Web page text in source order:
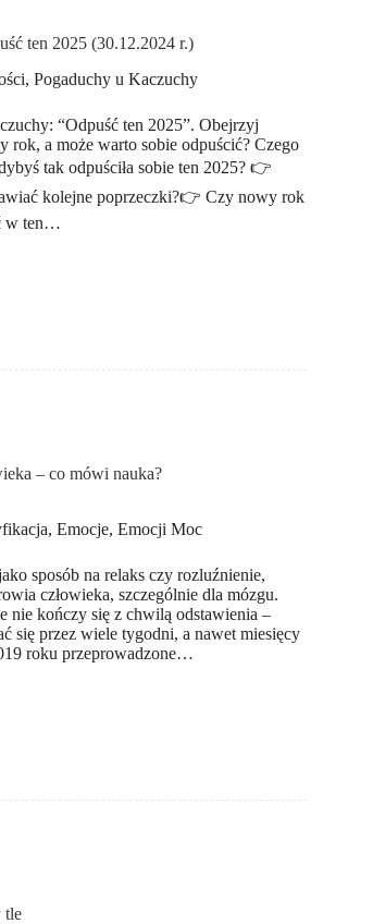
ten 2025 (30.12.2024 r.)
, Pogaduchy u Kaczuchy
“Odpuść ten 2025”. Obejrzyj
a może warto sobie odpuścić? Czego
tak odpuściła sobie ten 2025? 👉
kolejne poprzeczki?👉 Czy nowy rok
w ten…
– co mówi nauka?
, Emocje, Emocji Moc
sposób na relaks czy rozluźnienie,
człowieka, szczególnie dla mózgu.
nie kończy się z chwilą odstawienia –
się przez wiele tygodni, a nawet miesięcy
roku przeprowadzone…
tle